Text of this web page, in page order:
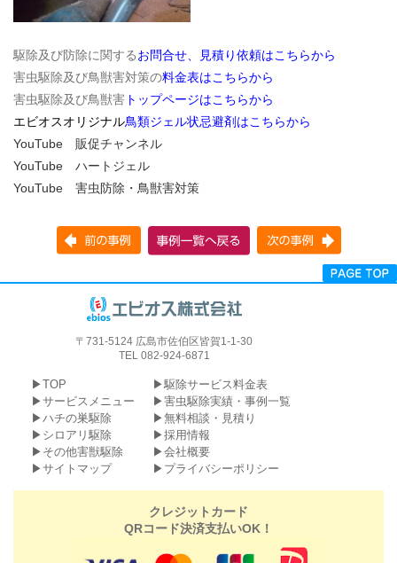
駆除及び防除に関するお問合せ、見積り依頼はこちらから
害虫駆除及び鳥獣害対策の料金表はこちらから
害虫駆除及び鳥獣害 トップページはこちらから
エビオスオリジナル鳥類ジェル状忌避剤はこちらから
YouTube 販促チャンネル
YouTube ハートジェル
YouTube 害虫防除・鳥獣害対策
〒731-5124 広島市佐伯区皆賀1-1-30
TEL 082-924-6871
TOP
サービスメニュー
ハチの巣駆除
シロアリ駆除
その他害獣駆除
サイトマップ
駆除サービス料金表
害虫駆除実績・事例一覧
無料相談・見積り
採用情報
会社概要
プライバシーポリシー
クレジットカード
QRコード決済支払いOK！